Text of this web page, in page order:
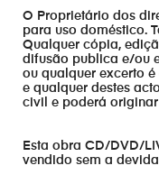
O Proprietário dos
para uso doméstico.
Qualquer cópia,
difusão publica e/ou
ou qualquer excerto
e qualquer destes
civil e poderá
Esta obra CD/DVD/
vendido sem a